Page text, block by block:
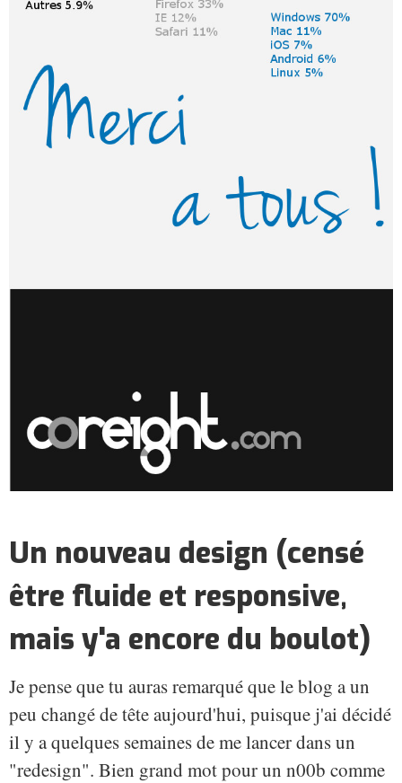
Un nouveau design (censé
être fluide et responsive,
mais y'a encore du boulot)
Je pense que tu auras remarqué que le blog a un
peu changé de tête aujourd'hui, puisque j'ai décidé
il y a quelques semaines de me lancer dans un
"redesign". Bien grand mot pour un n00b comme